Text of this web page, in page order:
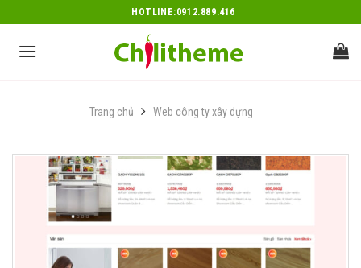
to
content
HOTLINE:0912.889.416
Trang chủ Web công ty xây dựng